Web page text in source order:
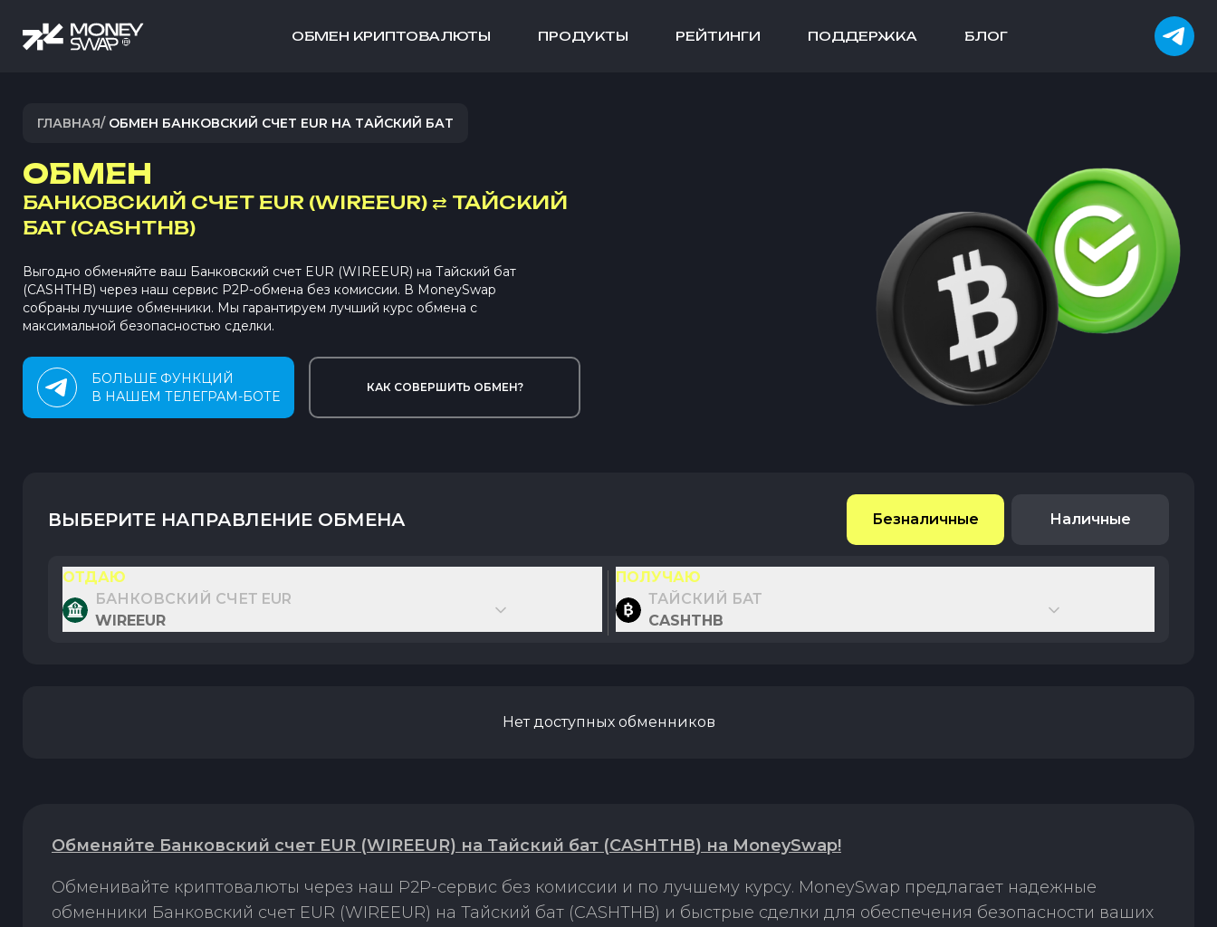
ОБМЕН КРИПТОВАЛЮТЫ ПРОДУКТЫ РЕЙТИНГИ ПОДДЕРЖКА БЛОГ
ГЛАВНАЯ/ ОБМЕН БАНКОВСКИЙ СЧЕТ EUR НА ТАЙСКИЙ БАТ
ОБМЕН
БАНКОВСКИЙ СЧЕТ EUR (WIREEUR) ⇄ ТАЙСКИЙ
БАТ (CASHTHB)
Выгодно обменяйте ваш Банковский счет EUR (WIREEUR) на Тайский бат
(CASHTHB) через наш сервис P2P-обмена без комиссии. В MoneySwap
собраны лучшие обменники. Мы гарантируем лучший курс обмена с
максимальной безопасностью сделки.
БОЛЬШЕ ФУНКЦИЙ
В НАШЕМ ТЕЛЕГРАМ-БОТЕ
КАК СОВЕРШИТЬ ОБМЕН?
ВЫБЕРИТЕ НАПРАВЛЕНИЕ ОБМЕНА Безналичные Наличные
ОТДАЮ
БАНКОВСКИЙ СЧЕТ EUR
WIREEUR
ПОЛУЧАЮ
ТАЙСКИЙ БАТ
CASHTHB
Нет доступных обменников
Обменяйте Банковский счет EUR (WIREEUR) на Тайский бат (CASHTHB) на MoneySwap!
Обменивайте криптовалюты через наш P2P-сервис без комиссии и по лучшему курсу. MoneySwap предлагает надежные
обменники Банковский счет EUR (WIREEUR) на Тайский бат (CASHTHB) и быстрые сделки для обеспечения безопасности ваших